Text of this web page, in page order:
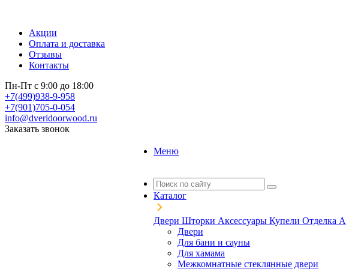
Акции
Оплата и доставка
Отзывы
Контакты
Пн-Пт с 9:00 до 18:00
+7(499)938-9-958
+7(901)705-0-054
info@dveridoorwood.ru
Заказать звонок
Меню
Каталог
Двери Шторки Аксессуары Купели Отделка
Двери
Для бани и сауны
Для хамама
Межкомнатные стеклянные двери